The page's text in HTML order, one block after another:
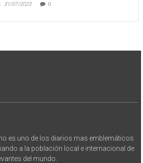
31/07/2023 0
es uno de los diarios mas emblemáticos
a la población local e internacional de
del mundo.